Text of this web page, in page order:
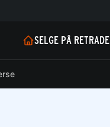
SELGE PÅ RETRADE